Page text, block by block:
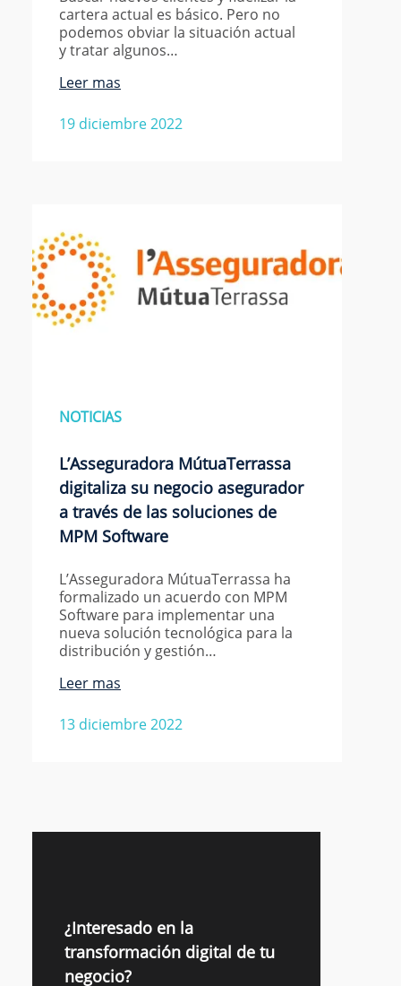
cartera actual es básico. Pero no
podemos obviar la situación actual
y tratar algunos…
19 diciembre 2022
Leer mas
NOTICIAS
L’Asseguradora MútuaTerrassa
digitaliza su negocio asegurador
a través de las soluciones de
MPM Software
L’Asseguradora MútuaTerrassa ha
formalizado un acuerdo con MPM
Software para implementar una
nueva solución tecnológica para la
distribución y gestión…
13 diciembre 2022
Leer mas
¿Interesado en la
transformación digital de tu
negocio?